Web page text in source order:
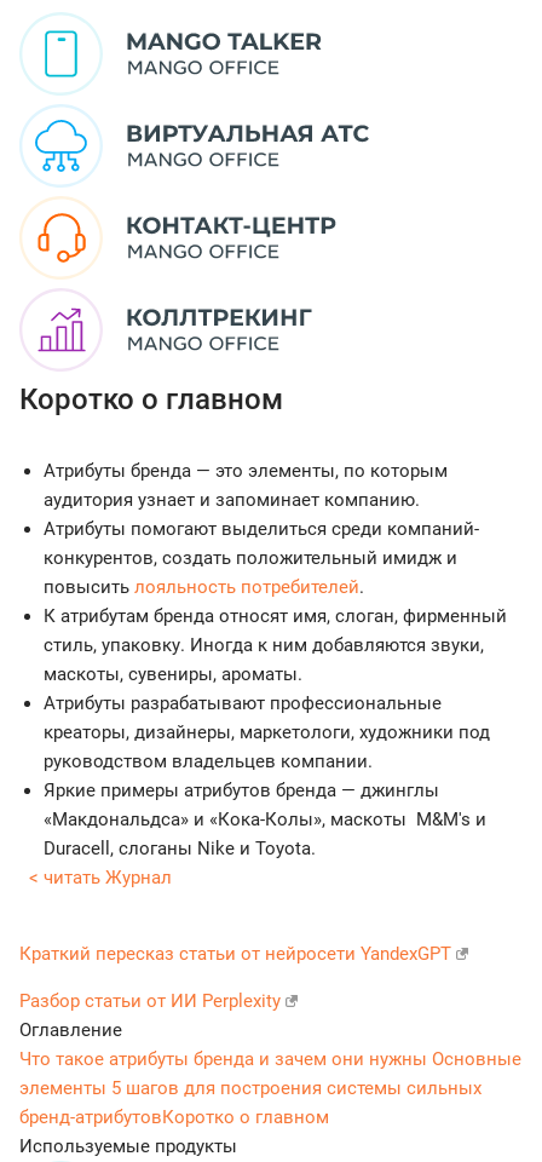
Коротко о главном
Атрибуты бренда — это элементы, по которым
аудитория узнает и запоминает компанию.
Атрибуты помогают выделиться среди компаний-
конкурентов, создать положительный имидж и
повысить лояльность потребителей.
К атрибутам бренда относят имя, слоган, фирменный
стиль, упаковку. Иногда к ним добавляются звуки,
маскоты, сувениры, ароматы.
Атрибуты разрабатывают профессиональные
креаторы, дизайнеры, маркетологи, художники под
руководством владельцев компании.
Яркие примеры атрибутов бренда — джинглы
«Макдональдса» и «Кока-Колы», маскоты M&M's и
Duracell, слоганы Nike и Toyota.
< читать Журнал
Краткий пересказ статьи от нейросети YandexGPT
Разбор статьи от ИИ Perplexity
Оглавление
Что такое атрибуты бренда и зачем они нужны Основные
элементы 5 шагов для построения системы сильных
бренд-атрибутовКоротко о главном
Используемые продукты